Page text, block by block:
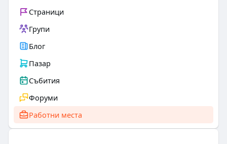
Страници
Групи
Блог
Пазар
Събития
Форуми
Работни места